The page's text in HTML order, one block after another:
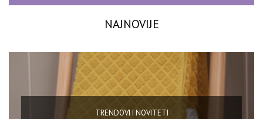
NAJNOVIJE
TRENDOVI I NOVITETI